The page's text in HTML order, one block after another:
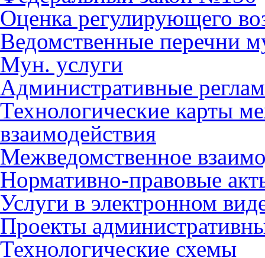
Оценка регулирующего
Ведомственные перечни
Мун. услуги
Административные
Технологические карты
взаимодействия
Межведомственное
Нормативно-правовые
Услуги в электронном
Проекты
Технологические схемы